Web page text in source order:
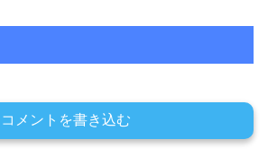
コメントを書き込む